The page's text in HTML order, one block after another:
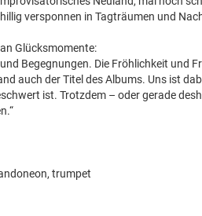
versponnen in Tagträumen und
Glücksmomente:
Begegnungen. Die Fröhlichkeit und
auch der Titel des Albums. Uns ist
ist. Trotzdem – oder gerade
trumpet